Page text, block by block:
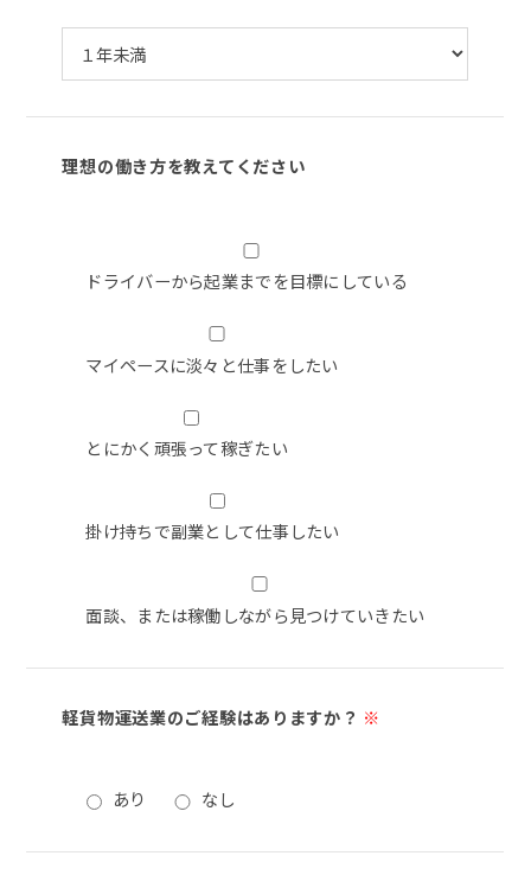
理想の働き方を教えてください
ドライバーから起業までを目標にしている
マイペースに淡々と仕事をしたい
とにかく頑張って稼ぎたい
掛け持ちで副業として仕事したい
面談、または稼働しながら見つけていきたい
軽貨物運送業のご経験はありますか？ ※
あり なし